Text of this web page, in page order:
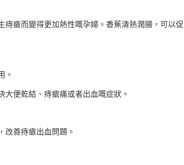
瘡而變得更加熱性嘅孕婦。香蕉清熱潤腸，可以促
。
便乾結、痔瘡痛或者出血嘅症狀。
改善痔瘡出血問題。